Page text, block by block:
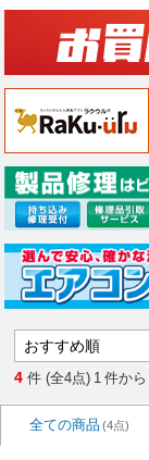
4 件 (全4点) 1 件から
全ての商品 (4点)